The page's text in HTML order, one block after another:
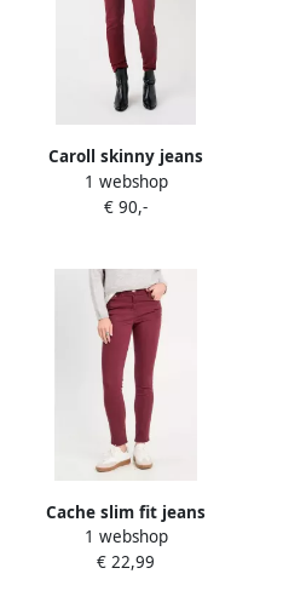
Caroll skinny jeans
1 webshop
€ 90,-
Cache slim fit jeans
donkerrood
1 webshop
€ 22,99